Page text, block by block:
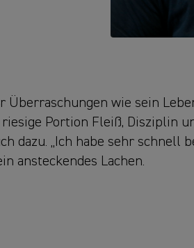
wie sein
Portion Fleiß, Disziplin
dazu. „Ich habe sehr schnell
ansteckendes Lachen.